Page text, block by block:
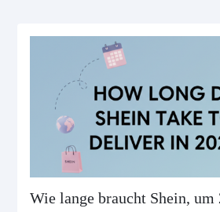
Wie lange braucht Shein, um